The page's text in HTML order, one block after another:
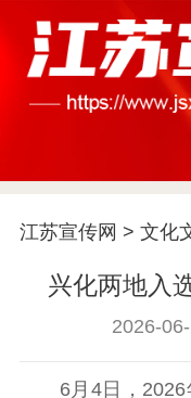
通知公告
信息公开
江苏宣传网 > 文化
兴化两地入
2026-
6月4日，2026